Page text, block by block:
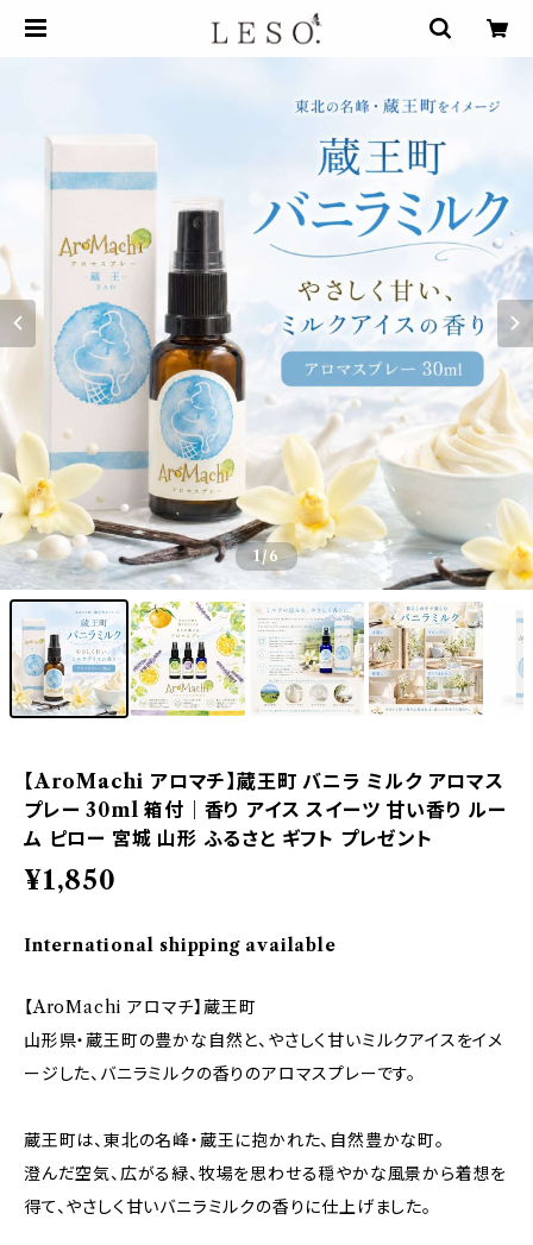
1/6
【AroMachi アロマチ】蔵王町 バニラ ミルク アロマス
プレー 30ml 箱付｜香り アイス スイーツ 甘い香り ルー
ム ピロー 宮城 山形 ふるさと ギフト プレゼント
¥1,850
International shipping available
【AroMachi アロマチ】蔵王町
山形県・蔵王町の豊かな自然と、やさしく甘いミルクアイスをイメ
ージした、バニラミルクの香りのアロマスプレーです。
蔵王町は、東北の名峰・蔵王に抱かれた、自然豊かな町。
澄んだ空気、広がる緑、牧場を思わせる穏やかな風景から着想を
得て、やさしく甘いバニラミルクの香りに仕上げました。